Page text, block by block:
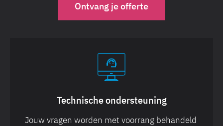
Ontvang je offerte
Technische ondersteuning
Jouw vragen worden met voorrang behandeld